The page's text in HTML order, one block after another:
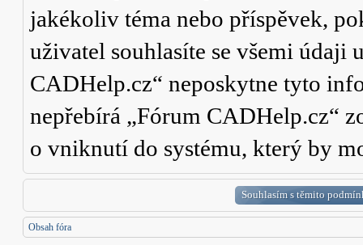
jakékoliv téma nebo příspěvek,
uživatel souhlasíte se všemi údaji
CADHelp.cz“ neposkytne tyto
nepřebírá „Fórum CADHelp.cz“
o vniknutí do systému, který by
Obsah fóra